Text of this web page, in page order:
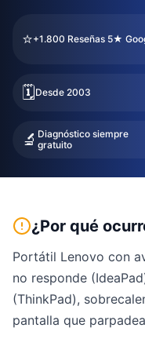
⭐+1.800 Reseñas 5★
🗓️Desde 2003
🔬 Diagnóstico siempre
gratuito
¿Por qué
Portátil Lenovo con
no responde
(ThinkPad),
pantalla que